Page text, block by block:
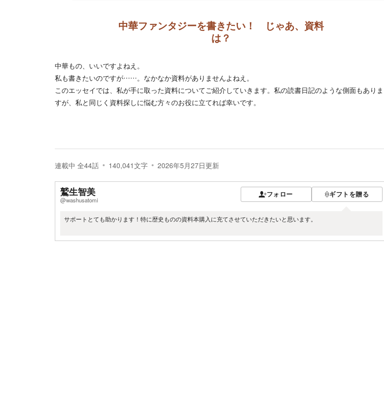
中華ファンタジーを書きたい！ じゃあ、資料
は？
中華もの、いいですよねえ。
私も書きたいのですが……。なかなか資料がありませんよねえ。
このエッセイでは、私が手に取った資料についてご紹介していきます。私の読書日記のような側面もありま
すが、私と同じく資料探しに悩む方々のお役に立てれば幸いです。
連載中 全44話 140,041文字 2026年5月27日更新
鷲生智美
@washusatomi
フォロー ギフトを贈る
サポートとても助かります！特に歴史ものの資料本購入に充てさせていただきたいと思います。